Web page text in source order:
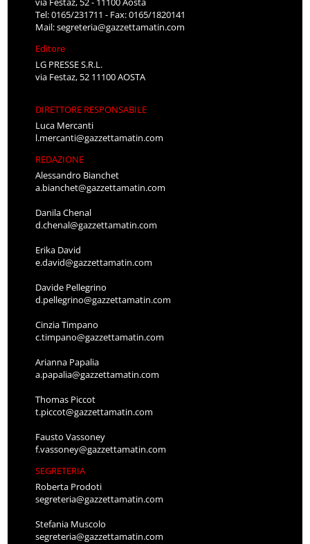
Tel: 0165/231711 - Fax: 0165/1820141
Mail:segreteria@gazzettamatin.com
Editore
LG PRESSE S.R.L.
via Festaz, 52 11100 AOSTA
DIRETTORE RESPONSABILE
Luca Mercanti
l.mercanti@gazzettamatin.com
REDAZIONE
Alessandro Bianchet
a.bianchet@gazzettamatin.com
Danila Chenal
d.chenal@gazzettamatin.com
Erika David
e.david@gazzettamatin.com
Davide Pellegrino
d.pellegrino@gazzettamatin.com
Cinzia Timpano
c.timpano@gazzettamatin.com
Arianna Papalia
a.papalia@gazzettamatin.com
Thomas Piccot
t.piccot@gazzettamatin.com
Fausto Vassoney
f.vassoney@gazzettamatin.com
SEGRETERIA
Roberta Prodoti
segreteria@gazzettamatin.com
Stefania Muscolo
segreteria@gazzettamatin.com